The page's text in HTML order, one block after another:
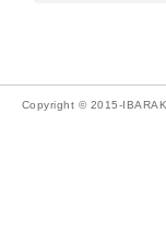
Copyright © 2015-